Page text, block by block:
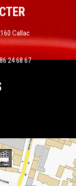
Callac
24 68 67